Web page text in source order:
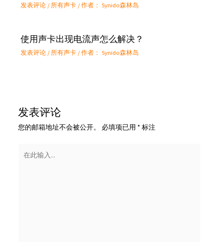
发表评论 /所有声卡/ 作者： Synido森林岛
使用声卡出现电流声怎么解决？
发表评论 /所有声卡/ 作者： Synido森林岛
发表评论
您的邮箱地址不会被公开。 必填项已用 * 标注